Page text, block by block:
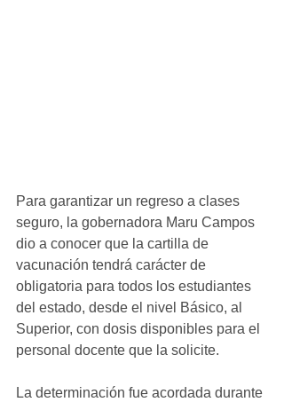
Para garantizar un regreso a clases
seguro, la gobernadora Maru Campos
dio a conocer que la cartilla de
vacunación tendrá carácter de
obligatoria para todos los estudiantes
del estado, desde el nivel Básico, al
Superior, con dosis disponibles para el
personal docente que la solicite.
La determinación fue acordada durante